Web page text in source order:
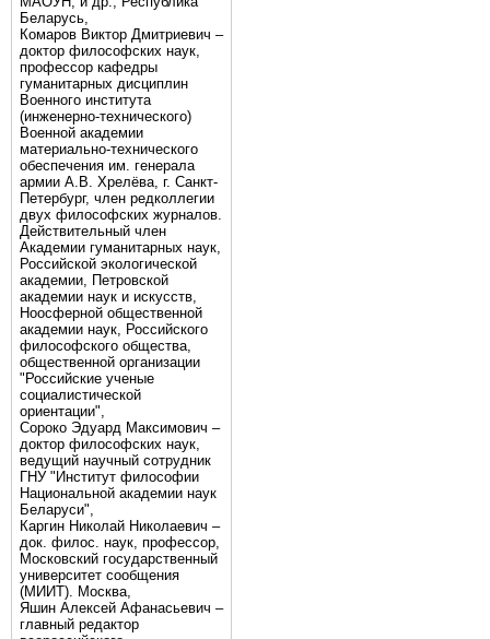
Беларусь,
Комаров Виктор Дмитриевич –
доктор философских наук,
профессор кафедры
гуманитарных дисциплин
Военного института
(инженерно-технического)
Военной академии
материально-технического
обеспечения им. генерала
армии А.В. Хрелёва, г. Санкт-
Петербург, член редколлегии
двух философских журналов.
Действительный член
Академии гуманитарных наук,
Российской экологической
академии, Петровской
академии наук и искусств,
Ноосферной общественной
академии наук, Российского
философского общества,
общественной организации
"Российские ученые
социалистической
ориентации",
Сороко Эдуард Максимович –
доктор философских наук,
ведущий научный сотрудник
ГНУ "Институт философии
Национальной академии наук
Беларуси",
Каргин Николай Николаевич –
док. филос. наук, профессор,
Московский государственный
университет сообщения
(МИИТ). Москва,
Яшин Алексей Афанасьевич –
главный редактор